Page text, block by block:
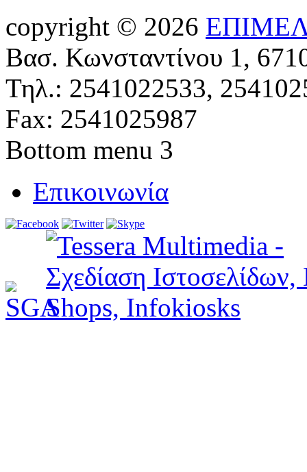
copyright © 2026
Βασ. Κωνσταντίνου 1,
Τηλ.: 2541022533,
Fax: 2541025987
Bottom menu 3
Επικοινωνία